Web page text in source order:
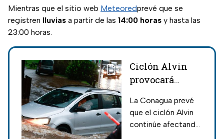
Mientras que el sitio web Meteoredprevé que se
registren lluvias a partir de las 14:00 horas y hasta las
23:00 horas.
Ciclón Alvin
provocará
en México este
29 de mayo:
La Conagua prevé
que el ciclón Alvin
continúe afectando